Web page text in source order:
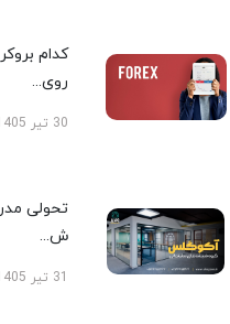
کدام
روی...
30 تیر 1405
تحولی
ش...